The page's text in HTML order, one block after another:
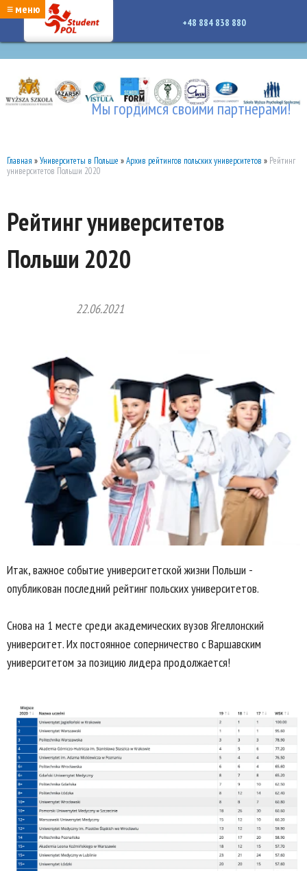
google-site-verification: google7a917c261df1566b.htmlgoogle-site-verification:
google7a917c261df1566b.html
≡ меню
+48 884 838 880
Мы гордимся своими партнерами!
Главная »Университеты в Польше »Архив рейтингов польских университетов » Рейтинг
университетов Польши 2020
Рейтинг университетов
Польши 2020
22.06.2021
Итак, важное событие университетской жизни Польши -
опубликован последний рейтинг польских университетов.
Снова на 1 месте среди академических вузов Ягеллонский
университет. Их постоянное соперничество с Варшавским
университетом за позицию лидера продолжается!